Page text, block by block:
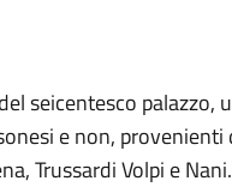
seicentesco palazzo,
e non,
Trussardi Volpi e Nani.